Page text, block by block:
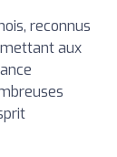
reconnus
aux